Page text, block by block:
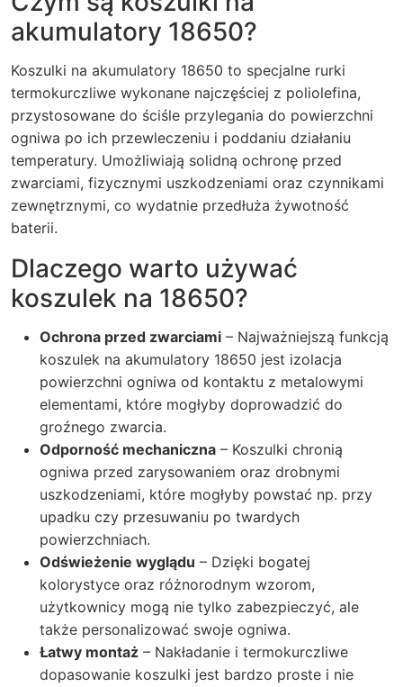
akumulatory 18650?
Koszulki na akumulatory 18650 to specjalne rurki
termokurczliwe wykonane najczęściej z poliolefina,
przystosowane do ściśle przylegania do powierzchni
ogniwa po ich przewleczeniu i poddaniu działaniu
temperatury. Umożliwiają solidną ochronę przed
zwarciami, fizycznymi uszkodzeniami oraz czynnikami
zewnętrznymi, co wydatnie przedłuża żywotność
baterii.
Dlaczego warto używać
koszulek na 18650?
Ochrona przed zwarciami – Najważniejszą funkcją
koszulek na akumulatory 18650 jest izolacja
powierzchni ogniwa od kontaktu z metalowymi
elementami, które mogłyby doprowadzić do
groźnego zwarcia.
Odporność mechaniczna – Koszulki chronią
ogniwa przed zarysowaniem oraz drobnymi
uszkodzeniami, które mogłyby powstać np. przy
upadku czy przesuwaniu po twardych
powierzchniach.
Odświeżenie wyglądu – Dzięki bogatej
kolorystyce oraz różnorodnym wzorom,
użytkownicy mogą nie tylko zabezpieczyć, ale
także personalizować swoje ogniwa.
Łatwy montaż – Nakładanie i termokurczliwe
dopasowanie koszulki jest bardzo proste i nie